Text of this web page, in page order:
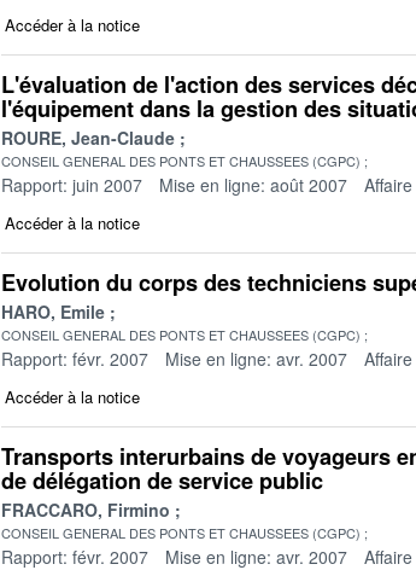
Accéder à la notice
L'évaluation de l'action des services
l'équipement dans la gestion des
ROURE, Jean-Claude
CONSEIL GENERAL DES PONTS ET CHAUSSEES (CGPC)
Rapport: juin 2007 Mise en ligne: août 2007
Accéder à la notice
Evolution du corps des techniciens
HARO, Emile
CONSEIL GENERAL DES PONTS ET CHAUSSEES (CGPC)
Rapport: févr. 2007 Mise en ligne: avr. 2007
Accéder à la notice
Transports interurbains de voyageurs
de délégation de service public
FRACCARO, Firmino
CONSEIL GENERAL DES PONTS ET CHAUSSEES (CGPC)
Rapport: févr. 2007 Mise en ligne: avr. 2007